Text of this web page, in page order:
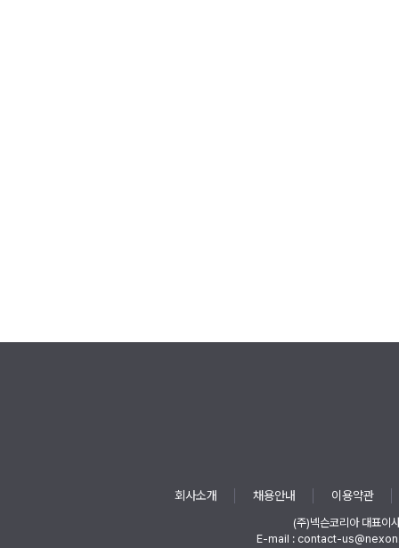
회사소개 채용안내 이용약관
(주)넥슨코리아 대표이
E-mail : contact-